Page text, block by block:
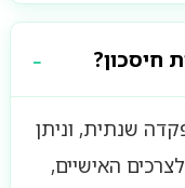
חיסכון?
שנתית, וניתן
האישיים,